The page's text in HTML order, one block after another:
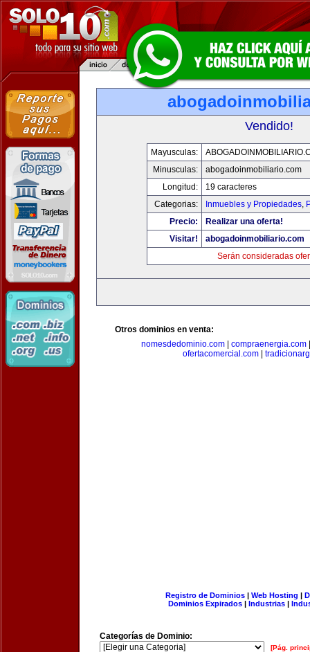
Vendido!
Mayusculas:
Minusculas:
abogadoinmobiliario.com
Longitud:
19 caracteres
Categorias:
Inmuebles y Propiedades,
Precio:
Realizar una oferta!
Visitar!
abogadoinmobiliario.com
Serán consideradas
Otros dominios en venta:
nomesdedominio.com| compraenergia.com
ofertacomercial.com
Registro de Dominios| Web Hosting |
Dominios Expirados | Industrias |
Categorías de Dominio:
[Pág.